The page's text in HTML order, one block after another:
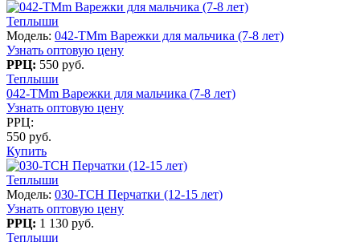
Теплыши
Модель: 042-TMm Варежки для мальчика (7-8 лет)
Узнать оптовую цену
РРЦ: 550 руб.
Теплыши
042-TMm Варежки для мальчика (7-8 лет)
Узнать оптовую цену
РРЦ:
550 руб.
Купить
Теплыши
Модель: 030-TCH Перчатки (12-15 лет)
Узнать оптовую цену
РРЦ: 1 130 руб.
Теплыши